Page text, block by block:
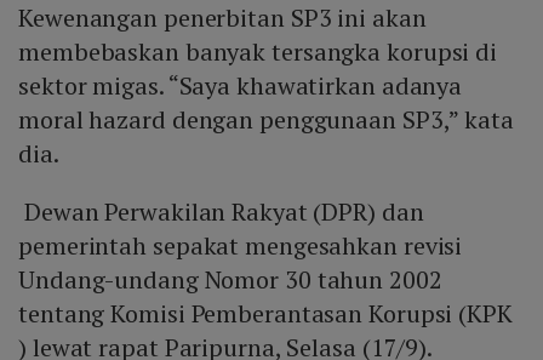
Kewenangan penerbitan SP3 ini akan
membebaskan banyak tersangka korupsi di
sektor migas. “Saya khawatirkan adanya
moral hazard dengan penggunaan SP3,” kata
dia.
Dewan Perwakilan Rakyat (DPR) dan
pemerintah sepakat mengesahkan revisi
Undang-undang Nomor 30 tahun 2002
tentang Komisi Pemberantasan Korupsi (KPK
) lewat rapat Paripurna, Selasa (17/9).